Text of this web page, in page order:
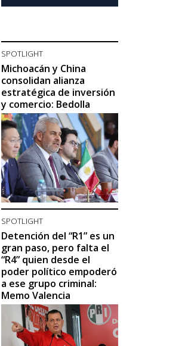
SPOTLIGHT
Michoacán y China
consolidan alianza
estratégica de inversión
y comercio: Bedolla
SPOTLIGHT
Detención del “R1” es un
gran paso, pero falta el
“R4” quien desde el
poder político empoderó
a ese grupo criminal:
Memo Valencia